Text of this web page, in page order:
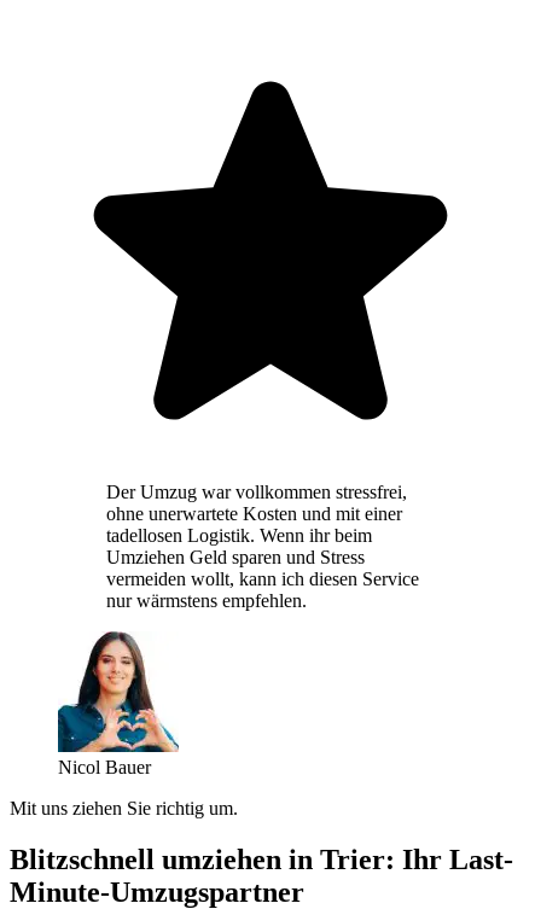
Der Umzug war vollkommen stressfrei,
ohne unerwartete Kosten und mit einer
tadellosen Logistik. Wenn ihr beim
Umziehen Geld sparen und Stress
vermeiden wollt, kann ich diesen Service
nur wärmstens empfehlen.
Nicol Bauer
Mit uns ziehen Sie richtig um.
Blitzschnell umziehen in Trier: Ihr Last-
Minute-Umzugspartner